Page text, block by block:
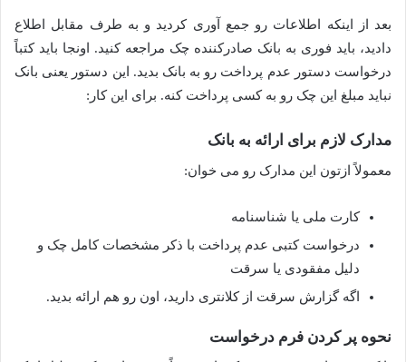
بعد از اینکه اطلاعات رو جمع آوری کردید و به طرف مقابل اطلاع
دادید، باید فوری به بانک صادرکننده چک مراجعه کنید. اونجا باید کتباً
درخواست دستور عدم پرداخت رو به بانک بدید. این دستور یعنی بانک
نباید مبلغ این چک رو به کسی پرداخت کنه. برای این کار:
مدارک لازم برای ارائه به بانک
معمولاً ازتون این مدارک رو می خوان:
کارت ملی یا شناسنامه
درخواست کتبی عدم پرداخت با ذکر مشخصات کامل چک و
دلیل مفقودی یا سرقت
اگه گزارش سرقت از کلانتری دارید، اون رو هم ارائه بدید.
نحوه پر کردن فرم درخواست